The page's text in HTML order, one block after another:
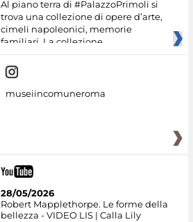
Al piano terra di #PalazzoPrimoli si
trova una collezione di opere d’arte,
cimeli napoleonici, memorie
familiari. La collezione
museiincomuneroma
28/05/2026
Robert Mapplethorpe. Le forme della
bellezza - VIDEO LIS | Calla Lily